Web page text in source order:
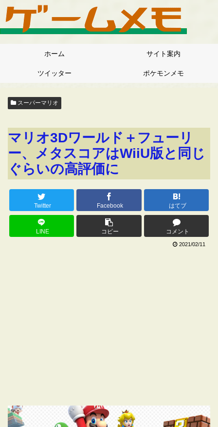
ホーム サイト案内
ツイッター ポケモンメモ
スーパーマリオ
マリオ3Dワールド＋フューリ
ー、メタスコアはWiiU版と同じ
ぐらいの高評価に
Twitter Facebook はてブ
LINE コピー コメント
2021/02/11